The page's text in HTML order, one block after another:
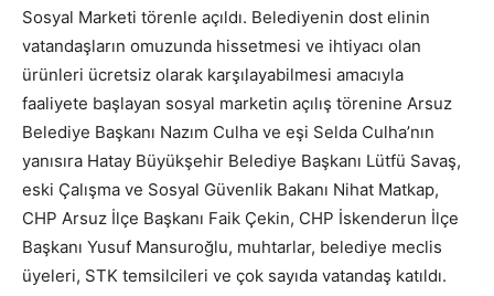
Sosyal Marketi törenle açıldı. Belediyenin dost elinin
vatandaşların omuzunda hissetmesi ve ihtiyacı olan
ürünleri ücretsiz olarak karşılayabilmesi amacıyla
faaliyete başlayan sosyal marketin açılış törenine Arsuz
Belediye Başkanı Nazım Culha ve eşi Selda Culha’nın
yanısıra Hatay Büyükşehir Belediye Başkanı Lütfü Savaş,
eski Çalışma ve Sosyal Güvenlik Bakanı Nihat Matkap,
CHP Arsuz İlçe Başkanı Faik Çekin, CHP İskenderun İlçe
Başkanı Yusuf Mansuroğlu, muhtarlar, belediye meclis
üyeleri, STK temsilcileri ve çok sayıda vatandaş katıldı.